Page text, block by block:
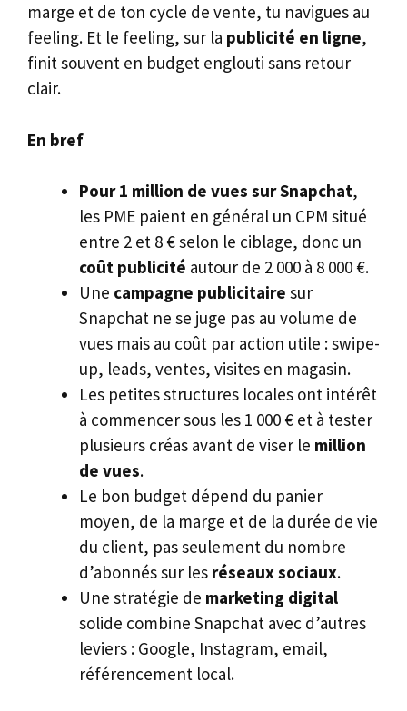
marge et de ton cycle de vente, tu navigues au
feeling. Et le feeling, sur la publicité en ligne,
finit souvent en budget englouti sans retour
clair.
En bref
Pour 1 million de vues sur Snapchat,
les PME paient en général un CPM situé
entre 2 et 8 € selon le ciblage, donc un
coût publicité autour de 2 000 à 8 000 €.
Une campagne publicitaire sur
Snapchat ne se juge pas au volume de
vues mais au coût par action utile : swipe-
up, leads, ventes, visites en magasin.
Les petites structures locales ont intérêt
à commencer sous les 1 000 € et à tester
plusieurs créas avant de viser le million
de vues.
Le bon budget dépend du panier
moyen, de la marge et de la durée de vie
du client, pas seulement du nombre
d’abonnés sur les réseaux sociaux.
Une stratégie de marketing digital
solide combine Snapchat avec d’autres
leviers : Google, Instagram, email,
référencement local.